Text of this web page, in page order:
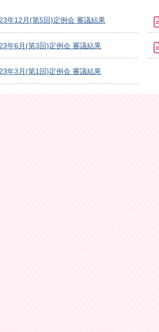
年12月(第5回)定例会 審議結果
年6月(第3回)定例会 審議結果
年3月(第1回)定例会 審議結果